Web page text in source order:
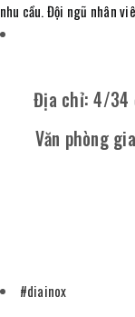
nhu cầu. Đội ngũ nhân
Địa chỉ: 4/34
Văn phòng
#diainox